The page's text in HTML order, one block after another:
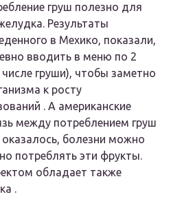
груш полезно для
Результаты
в Мехико, показали,
вводить в меню по 2
груши), чтобы заметно
к росту
. А американские
между потреблением груш
болезни можно
потреблять эти фрукты.
обладает также
.